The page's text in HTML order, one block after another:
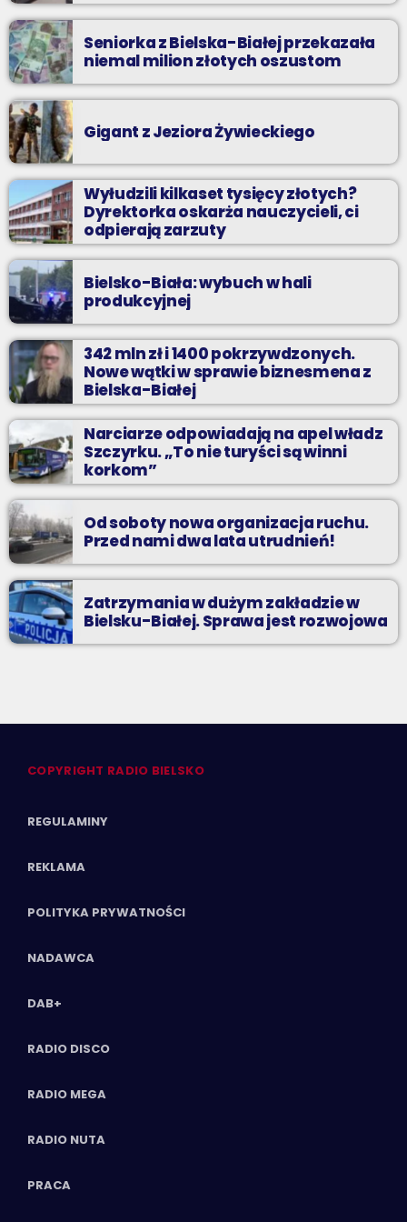
Seniorka z Bielska-Białej przekazała
niemal milion złotych oszustom
Gigant z Jeziora Żywieckiego
Wyłudzili kilkaset tysięcy złotych?
Dyrektorka oskarża nauczycieli, ci
odpierają zarzuty
Bielsko-Biała: wybuch w hali
produkcyjnej
342 mln zł i 1400 pokrzywdzonych.
Nowe wątki w sprawie biznesmena z
Bielska-Białej
Narciarze odpowiadają na apel władz
Szczyrku. „To nie turyści są winni
korkom”
Od soboty nowa organizacja ruchu.
Przed nami dwa lata utrudnień!
Zatrzymania w dużym zakładzie w
Bielsku-Białej. Sprawa jest rozwojowa
COPYRIGHT RADIO BIELSKO
REGULAMINY
REKLAMA
POLITYKA PRYWATNOŚCI
NADAWCA
DAB+
RADIO DISCO
RADIO MEGA
RADIO NUTA
PRACA